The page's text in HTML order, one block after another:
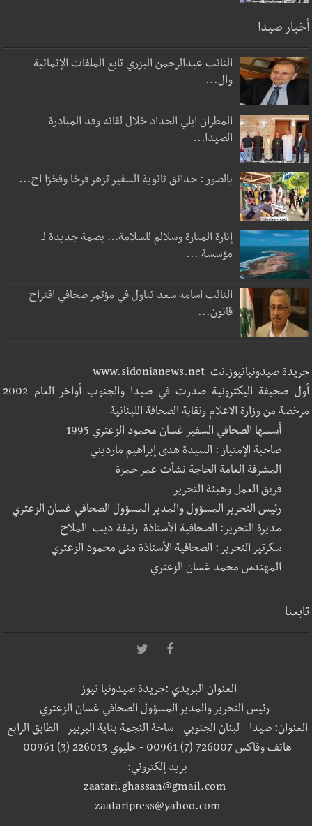
أخبار صيدا
النائب عبدالرحمن البزري تابع الملفات الإنمائية
وال...
المطران ايلي الحداد خلال لقائه وفد المبادرة
الصيدا...
بالصور : حدائق ثانوية السفير تزهر فرحًا وفخرًا اح...
إنارة المنارة وسلالم للسلامة… بصمة جديدة لـ
مؤسسة ...
النائب اسامه سعد تناول في مؤتمر صحافي اقتراح
قانون...
جريدة صيدونيانيوز.نت www.sidonianews.net
أول صحيفة اليكترونية صدرت في صيدا والجنوب أواخر العام 2002
مرخصة من وزارة الاعلام ونقابة الصحافة اللبنانية
أسسها الصحافي السفير غسان محمود الزعتري 1995
صاحبة الإمتياز : السيدة هدى إبراهيم مارديني
المشرفة العامة الحاجة نشأت عمر حمزة
فريق العمل وهيئة التحرير
رئيس التحرير المسؤول والمدير المسؤول الصحافي غسان الزعتري
مديرة التحرير: الصحافية الأستاذة رئيفة ديب الملاح
سكرتير التحرير : الصحافية الأستاذة منى محمود الزعتري
المهندس محمد غسان الزعتري
تابعنا
العنوان البريدي :جريدة صيدونيا نيوز
رئيس التحرير والمدير المسؤول الصحافي غسان الزعتري
العنوان: صيدا - لبنان الجنوبي - ساحة النجمة بناية البربير - الطابق الرابع
هاتف وفاكس 726007 (7) 00961 - خليوي 226013 (3) 00961
بريد إلكتروني:
zaatari.ghassan@gmail.com
zaataripress@yahoo.com